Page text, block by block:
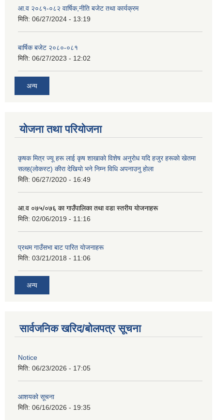
आ.व २०८१-०८२ वार्षिक,नीति बजेट तथा कार्यक्रम
मिति: 06/27/2024 - 13:19
बार्षिक बजेट २०८०-०८१
मिति: 06/27/2023 - 12:02
अन्य
योजना तथा परियोजना
कृषक मित्र ज्यू हरू लाई कृष शाखाकाे विशेष अनुराेध यदि हजुर हरूकाे खेतमा
सलह(लाेकस्ट) कीरा देखियाे भने निम्न विधि अपनाउनु हाेला
मिति: 06/27/2020 - 16:49
आ‍.व ०७५/०७६ का गाउँपालिका तथा वडा स्तरीय याेजनाहरू
मिति: 02/06/2019 - 11:16
प्रथम गाउँसभा बाट पारित याेजनाहरू
मिति: 03/21/2018 - 11:06
अन्य
सार्वजनिक खरिद/बोलपत्र सूचना
Notice
मिति: 06/23/2026 - 17:05
आशयको सूचना
मिति: 06/16/2026 - 19:35